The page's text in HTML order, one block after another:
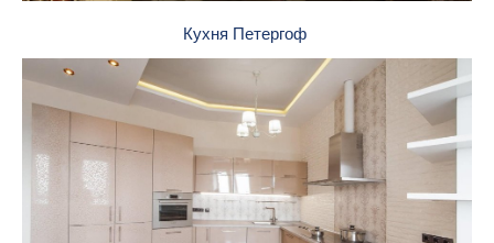
Кухня Петергоф